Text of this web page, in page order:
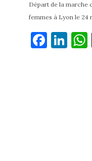
Départ de la marche
femmes à Lyon le 24
Fa
ce
Li
nk